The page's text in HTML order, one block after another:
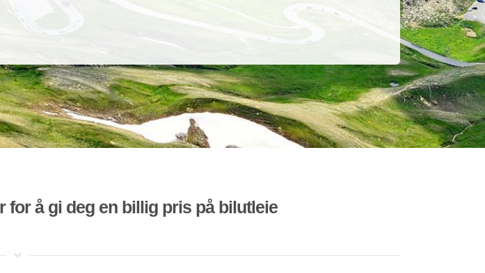
for å gi deg en billig pris på bilutleie